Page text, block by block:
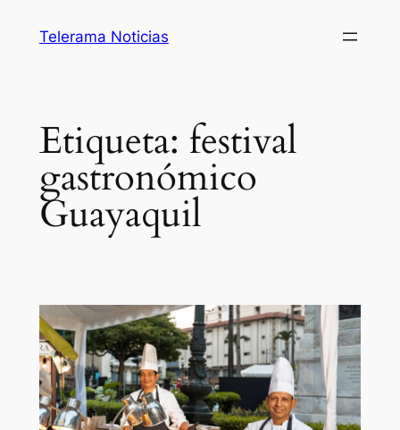
Telerama Noticias
Etiqueta: festival
gastronómico
Guayaquil